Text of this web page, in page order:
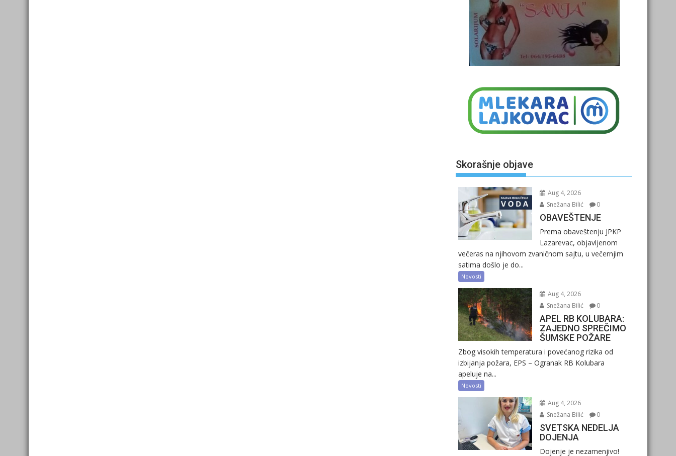
Skorašnje objave
Aug 4, 2026
Snežana Bilić
0
OBAVEŠTENJE
Prema obaveštenju JPKP
Lazarevac, objavljenom
večeras na njihovom zvaničnom sajtu, u večernjim
satima došlo je do...
Novosti
Aug 4, 2026
Snežana Bilić
0
APEL RB KOLUBARA:
ZAJEDNO SPREČIMO
ŠUMSKE POŽARE
Zbog visokih temperatura i povećanog rizika od
izbijanja požara, EPS – Ogranak RB Kolubara
apeluje na...
Novosti
Aug 4, 2026
Snežana Bilić
0
SVETSKA NEDELJA
DOJENJA
Dojenje je nezamenjivo!